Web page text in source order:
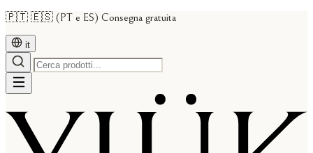
🇵🇹 🇪🇸 (PT e ES) Consegna gratuita
it